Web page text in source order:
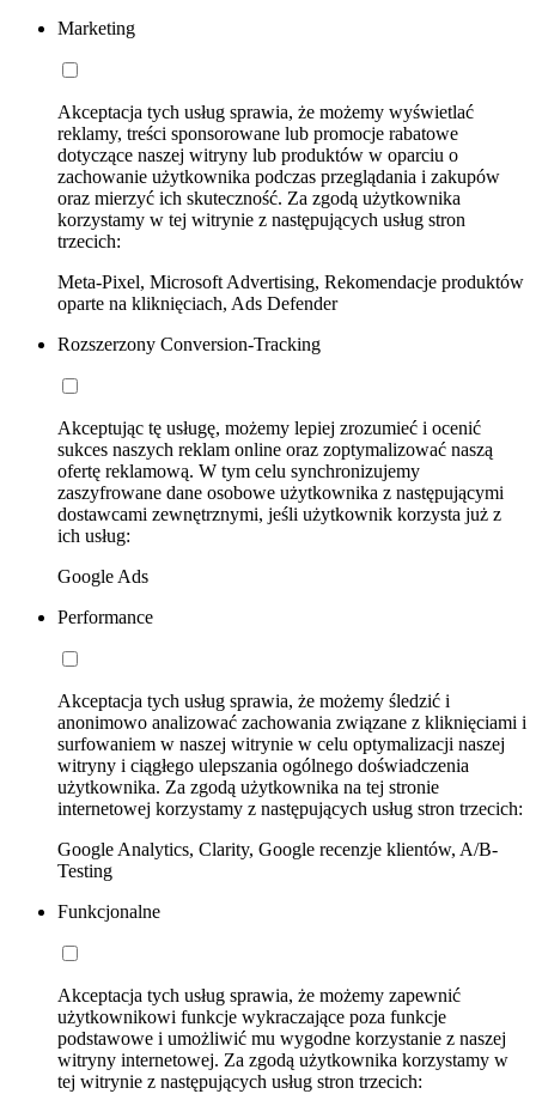
Marketing
Akceptacja tych usług sprawia, że możemy wyświetlać
reklamy, treści sponsorowane lub promocje rabatowe
dotyczące naszej witryny lub produktów w oparciu o
zachowanie użytkownika podczas przeglądania i zakupów
oraz mierzyć ich skuteczność. Za zgodą użytkownika
korzystamy w tej witrynie z następujących usług stron
trzecich:
Meta-Pixel, Microsoft Advertising, Rekomendacje produktów
oparte na kliknięciach, Ads Defender
Rozszerzony Conversion-Tracking
Akceptując tę usługę, możemy lepiej zrozumieć i ocenić
sukces naszych reklam online oraz zoptymalizować naszą
ofertę reklamową. W tym celu synchronizujemy
zaszyfrowane dane osobowe użytkownika z następującymi
dostawcami zewnętrznymi, jeśli użytkownik korzysta już z
ich usług:
Google Ads
Performance
Akceptacja tych usług sprawia, że możemy śledzić i
anonimowo analizować zachowania związane z kliknięciami i
surfowaniem w naszej witrynie w celu optymalizacji naszej
witryny i ciągłego ulepszania ogólnego doświadczenia
użytkownika. Za zgodą użytkownika na tej stronie
internetowej korzystamy z następujących usług stron trzecich:
Google Analytics, Clarity, Google recenzje klientów, A/B-
Testing
Funkcjonalne
Akceptacja tych usług sprawia, że możemy zapewnić
użytkownikowi funkcje wykraczające poza funkcje
podstawowe i umożliwić mu wygodne korzystanie z naszej
witryny internetowej. Za zgodą użytkownika korzystamy w
tej witrynie z następujących usług stron trzecich: